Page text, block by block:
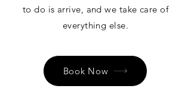
to do is arrive, and we take care of
everything else.
Book Now